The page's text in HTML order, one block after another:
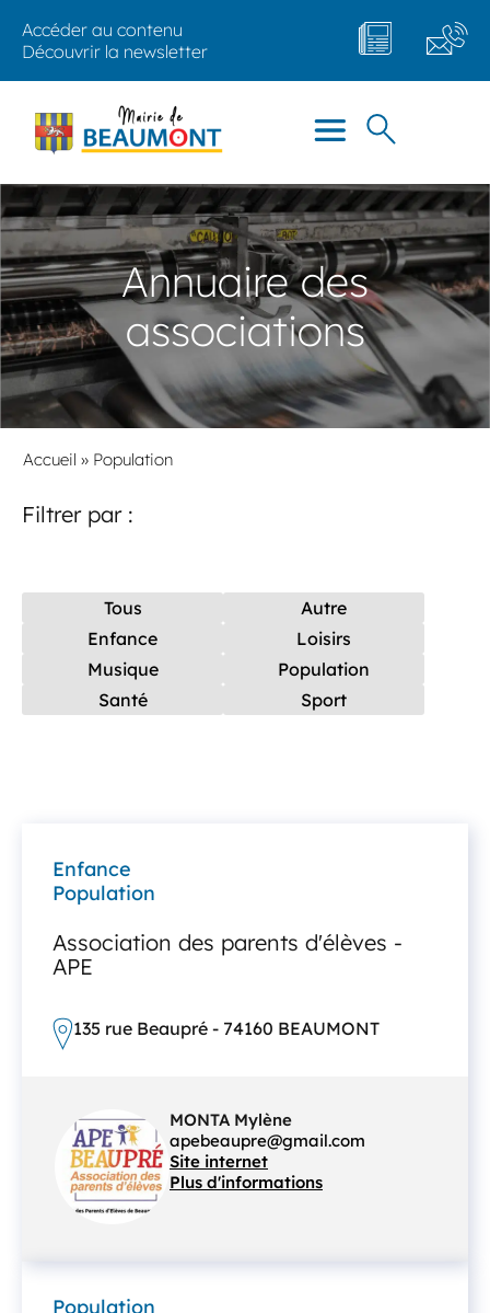
Accéder au contenu
Découvrir la newsletter
Annuaire des
associations
Accueil » Population
Filtrer par :
Tous
Autre
Enfance
Loisirs
Musique
Population
Santé
Sport
Enfance
Population
Association des parents d'élèves -
APE
135 rue Beaupré - 74160 BEAUMONT
MONTA Mylène
apebeaupre@gmail.com
Site internet
Plus d'informations
Population